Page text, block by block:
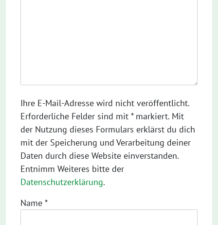
Ihre E-Mail-Adresse wird nicht veröffentlicht.
Erforderliche Felder sind mit * markiert. Mit
der Nutzung dieses Formulars erklärst du dich
mit der Speicherung und Verarbeitung deiner
Daten durch diese Website einverstanden.
Entnimm Weiteres bitte der
Datenschutzerklärung.
Name *